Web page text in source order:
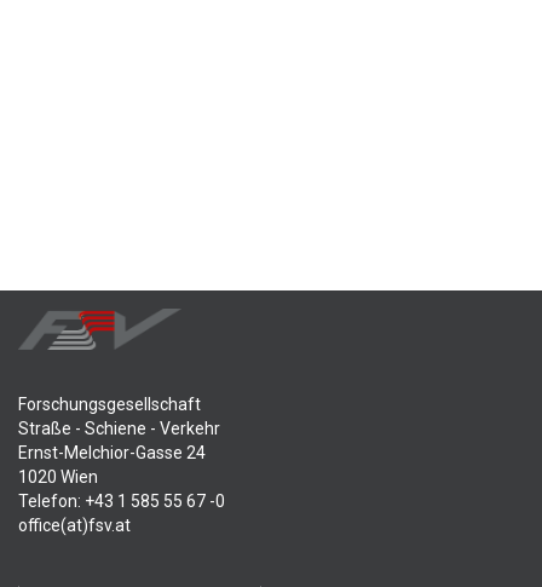
Forschungsgesellschaft
Straße - Schiene - Verkehr
Ernst-Melchior-Gasse 24
1020 Wien
Telefon: +43 1 585 55 67 -0
office(at)fsv.at